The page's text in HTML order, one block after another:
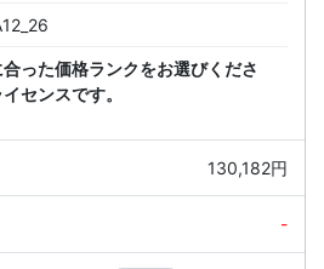
った価格ランクをお選びくださ
センスです。
130,182円
-